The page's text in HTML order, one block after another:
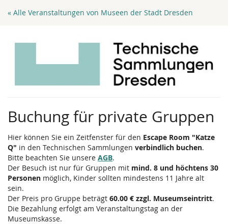
Zum
« Alle Veranstaltungen von Museen der Stadt Dresden
Buchung für private Gruppen
Hier können Sie ein Zeitfenster für den Escape Room "Katze
Q" in den Technischen Sammlungen verbindlich buchen.
Bitte beachten Sie unsere AGB.
Der Besuch ist nur für Gruppen mit mind. 8 und höchtens 30
Personen möglich, Kinder sollten mindestens 11 Jahre alt
sein.
Der Preis pro Gruppe beträgt 60.00 € zzgl. Museumseintritt.
Die Bezahlung erfolgt am Veranstaltungstag an der
Museumskasse.